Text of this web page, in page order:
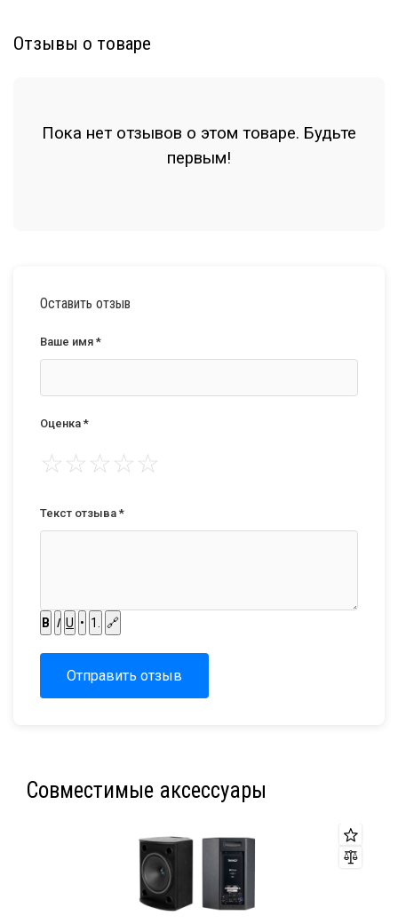
Отзывы о товаре
Пока нет отзывов о этом товаре. Будьте
первым!
Оставить отзыв
Ваше имя *
Оценка *
☆☆☆☆☆
Текст отзыва *
B I U • 1. 🔗
Отправить отзыв
Совместимые аксессуары